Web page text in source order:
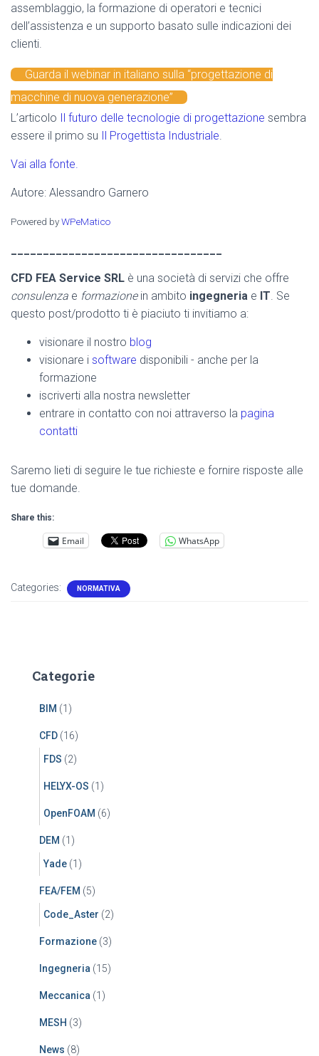
assemblaggio, la formazione di operatori e tecnici
dell’assistenza e un supporto basato sulle indicazioni dei
clienti.
Guarda il webinar in italiano sulla “progettazione di
macchine di nuova generazione”
L’articolo Il futuro delle tecnologie di progettazione sembra
essere il primo su Il Progettista Industriale.
Vai alla fonte.
Autore: Alessandro Garnero
Powered byWPeMatico
CFD FEA Service SRL è una società di servizi che offre
consulenza e formazionein ambito ingegneria e IT. Se
questo post/prodotto ti è piaciuto ti invitiamo a:
visionare il nostro blog
visionare i software disponibili - anche per la
formazione
iscriverti alla nostra newsletter
entrare in contatto con noi attraverso la pagina
contatti
Saremo lieti di seguire le tue richieste e fornire risposte alle
tue domande.
Share this:
Email WhatsApp
Categories: NORMATIVA
Categorie
BIM (1)
CFD (16)
FDS (2)
HELYX-OS (1)
OpenFOAM (6)
DEM (1)
Yade (1)
FEA/FEM (5)
Code_Aster (2)
Formazione (3)
Ingegneria (15)
Meccanica (1)
MESH (3)
News (8)